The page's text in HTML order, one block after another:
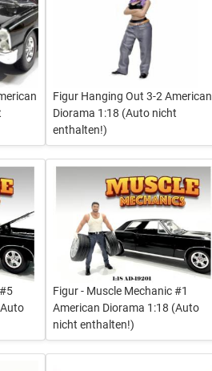
Figur Hanging Out 3-2 American
Diorama 1:18 (Auto nicht
enthalten!)
Figur - Muscle Mechanic #1
American Diorama 1:18 (Auto
nicht enthalten!)